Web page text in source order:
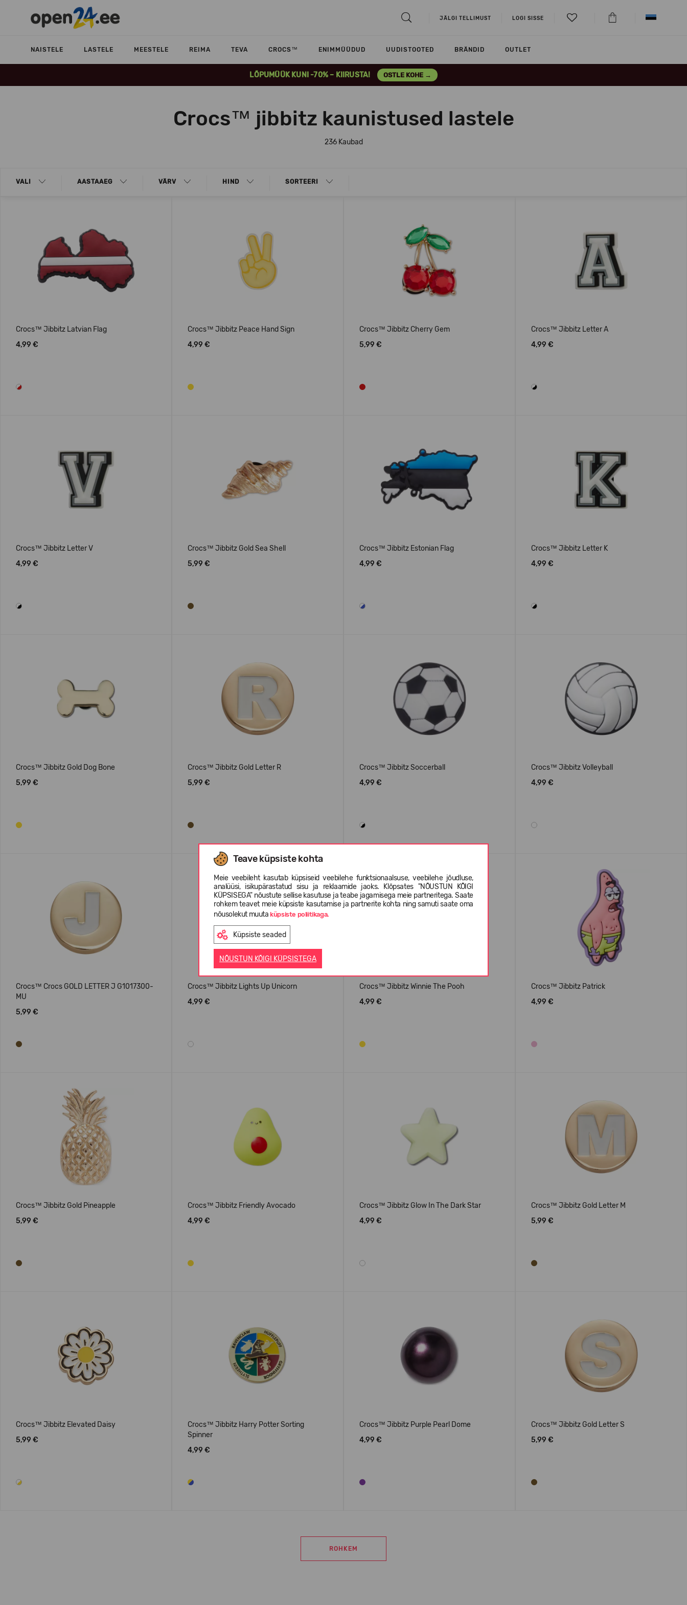
JÄLGI TELLIMUST LOGI SISSE
NAISTELE LASTELE MEESTELE REIMA TEVA CROCS™ ENIMMÜÜDUD UUDISTOOTED BRÄNDID OUTLET
LÕPUMÜÜK KUNI -70% – KIIRUSTA! OSTLE KOHE →
Teave küpsiste kohta
Meie veebileht kasutab küpsiseid veebilehe funktsionaalsuse, veebilehe jõudluse,
analüüsi, isikupärastatud sisu ja reklaamide jaoks. Klõpsates "NÕUSTUN KÕIGI
KÜPSISEGA" nõustute sellise kasutuse ja teabe jagamisega meie partneritega. Saate
rohkem teavet meie küpsiste kasutamise ja partnerite kohta ning samuti saate oma
nõusolekut muutaküpsiste poliitikaga.
Küpsiste seaded
NÕUSTUN KÕIGI KÜPSISTEGA
Crocs™ jibbitz kaunistused lastele
236 Kaubad
VALI AASTAAEG VÄRV HIND SORTEERI
Crocs™ Jibbitz Latvian Flag
4,99 €
Crocs™ Jibbitz Peace Hand Sign
4,99 €
Crocs™ Jibbitz Cherry Gem
5,99 €
Crocs™ Jibbitz Letter A
4,99 €
Crocs™ Jibbitz Letter V
4,99 €
Crocs™ Jibbitz Gold Sea Shell
5,99 €
Crocs™ Jibbitz Estonian Flag
4,99 €
Crocs™ Jibbitz Letter K
4,99 €
Crocs™ Jibbitz Gold Dog Bone
5,99 €
Crocs™ Jibbitz Gold Letter R
5,99 €
Crocs™ Jibbitz Soccerball
4,99 €
Crocs™ Jibbitz Volleyball
4,99 €
Crocs™ Crocs GOLD LETTER J G1017300-
MU
5,99 €
Crocs™ Jibbitz Lights Up Unicorn
4,99 €
Crocs™ Jibbitz Winnie The Pooh
4,99 €
Crocs™ Jibbitz Patrick
4,99 €
Crocs™ Jibbitz Gold Pineapple
5,99 €
Crocs™ Jibbitz Friendly Avocado
4,99 €
Crocs™ Jibbitz Glow In The Dark Star
4,99 €
Crocs™ Jibbitz Gold Letter M
5,99 €
Crocs™ Jibbitz Elevated Daisy
5,99 €
Crocs™ Jibbitz Harry Potter Sorting
Spinner
4,99 €
Crocs™ Jibbitz Purple Pearl Dome
4,99 €
Crocs™ Jibbitz Gold Letter S
5,99 €
ROHKEM